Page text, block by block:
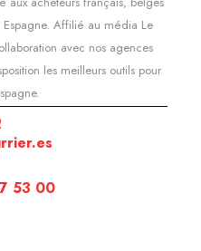
Espagne. Affilié au média Le
avec nos agences
les meilleurs outils pour
53 00